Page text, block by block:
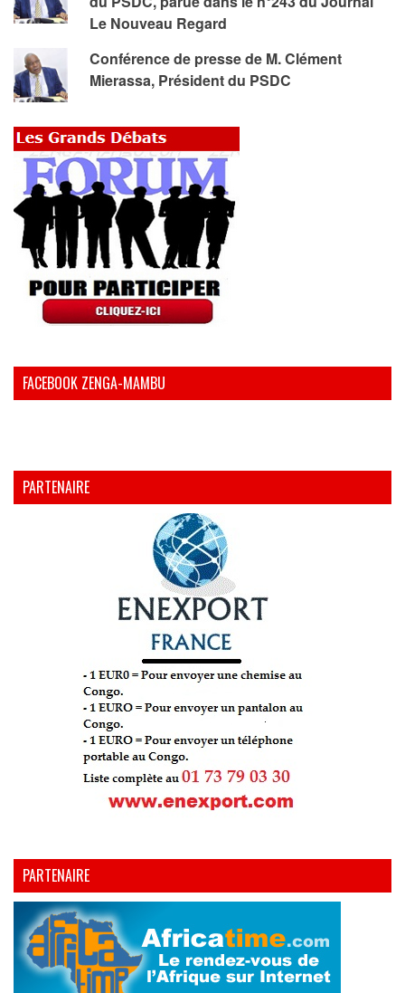
Le Nouveau Regard
Conférence de presse de M. Clément
Mierassa, Président du PSDC
FACEBOOK ZENGA-MAMBU
PARTENAIRE
PARTENAIRE